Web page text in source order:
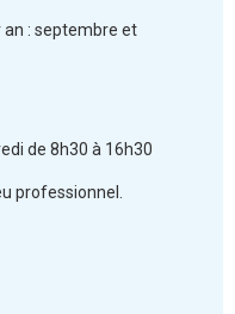
: septembre et
de 8h30 à 16h30
professionnel.